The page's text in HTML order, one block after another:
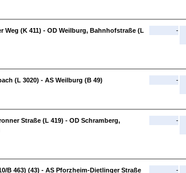
Weg (K 411) - OD Weilburg, Bahnhofstraße (L
-
(L 3020) - AS Weilburg (B 49)
-
Straße (L 419) - OD Schramberg,
-
B 463) (43) - AS Pforzheim-Dietlinger Straße -